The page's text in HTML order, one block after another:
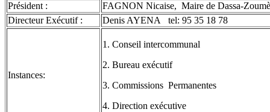
Président :
FAGNON Nicaise, Maire de Dassa-
Directeur Exécutif :
Denis AYENA tel: 95 35 18 78
Instances:
1. Conseil intercommunal
2. Bureau exécutif
3. Commissions Permanentes
4. Direction exécutive